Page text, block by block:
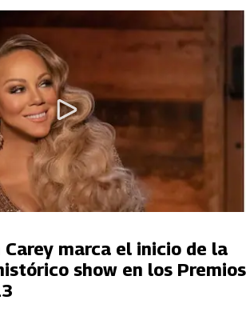
Carey marca el inicio de la
show en los Premios